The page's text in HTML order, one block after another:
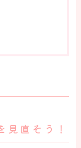
見直そう！